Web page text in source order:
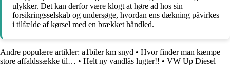
ulykker. Det kan derfor være klogt at høre ad hos sin
forsikringsselskab og undersøge, hvordan ens dækning påvirkes
i tilfælde af kørsel med en brækket håndled.
Andre populære artikler: a1biler km snyd • Hvor finder man kæmpe
store affaldssække til… • Helt ny vandlås lugter!! • VW Up Diesel –